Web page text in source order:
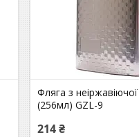
Фляга з неіржавіючої
(256мл) GZL-9
214 ₴